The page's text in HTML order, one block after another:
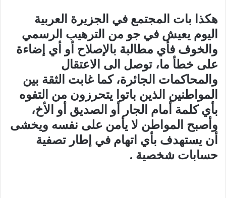
هكذا بات المجتمع في الجزيرة العربية
اليوم يعيش في جو من الترهيب الرسمي
والخوف فأي مطالبة بالإصلاح أو أي إضاءة
على خطأ ما، توصل الى الاعتقال
والمحاكمات الجائرة، كما غابت الثقة بين
المواطنين الذين باتوا يتحرزون من التفوه
بأي كلمة أمام الجار أو الصديق أو الأخ،
وأصبح المواطن لا يأمن على نفسه ويخشى
أن يستهدف بأي اتهام في إطار تصفية
حسابات شخصية .